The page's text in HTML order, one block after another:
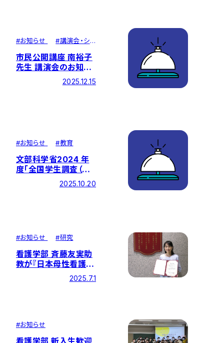
#お知らせ #講演会・シ
市民公開講座 南裕子
先生 講演会のお知ら
2025.12.15
#お知らせ #教育
文部科学省2024 年
度「全国学生調査（第
４回試行実施）ポジテ
ィブリスト」で看護学
2025.10.20
#お知らせ #研究
看護学部 斉藤友実助
教が『日本母性看護学
会学術論文賞』を受
2025.7.1
#お知らせ
看護学部 新入生歓迎